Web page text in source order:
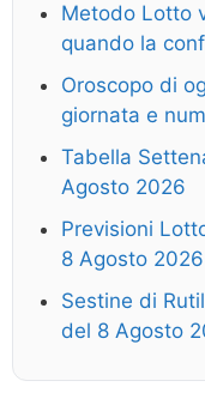
Metodo Lotto
quando la
Oroscopo di
giornata e
Tabella
Agosto 2026
Previsioni
8 Agosto 2026
Sestine di
del 8 Agosto